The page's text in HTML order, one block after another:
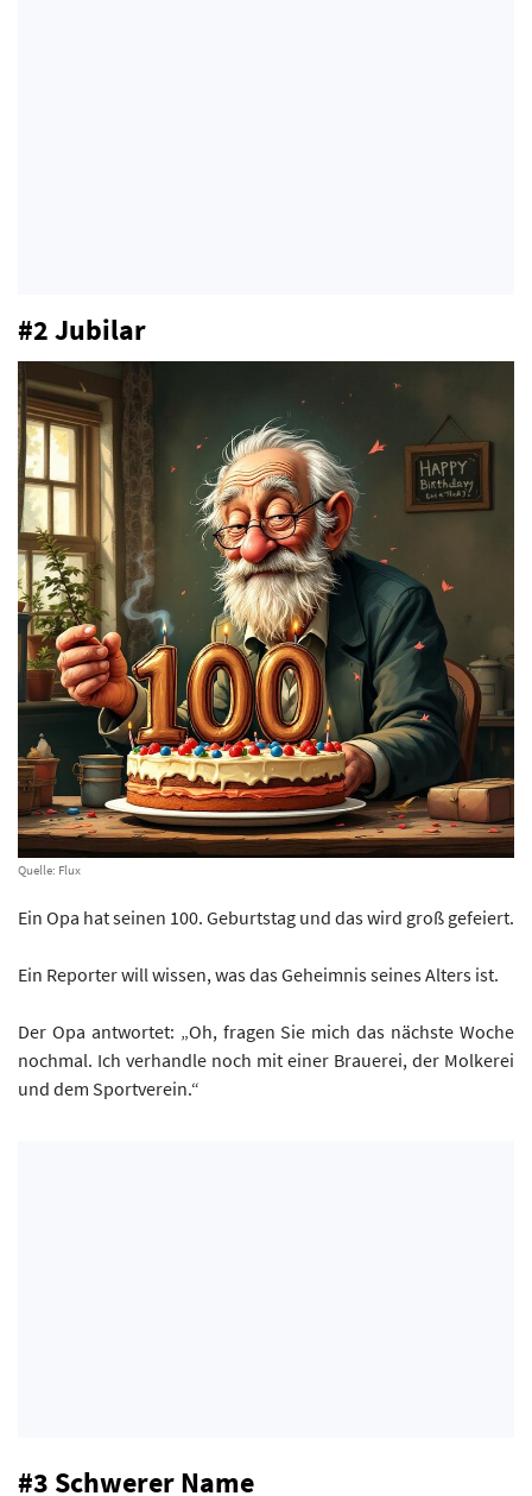
#2 Jubilar
Quelle: Flux
Ein Opa hat seinen 100. Geburtstag und das wird groß gefeiert.
Ein Reporter will wissen, was das Geheimnis seines Alters ist.
Der Opa antwortet: „Oh, fragen Sie mich das nächste Woche
nochmal. Ich verhandle noch mit einer Brauerei, der Molkerei
und dem Sportverein.“
#3 Schwerer Name